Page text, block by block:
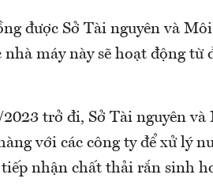
được Sở Tài nguyên và
máy này sẽ hoạt động từ
trở đi, Sở Tài nguyên
với các công ty để xử lý
nhận chất thải rắn sinh